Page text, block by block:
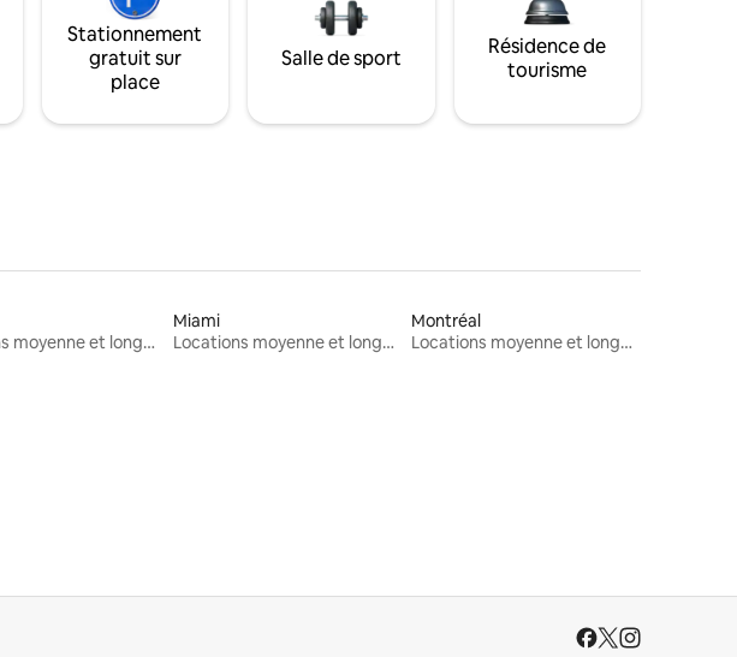
Stationnement
gratuit sur
place
Salle de sport
Résidence de
tourisme
Locations moyenne et longue durée
Miami
Locations moyenne et longue durée
Montréal
Locations moyenne et longue durée